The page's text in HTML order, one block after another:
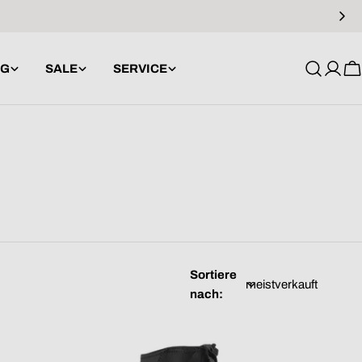
SALE SERVICE
Sortiere
nach: